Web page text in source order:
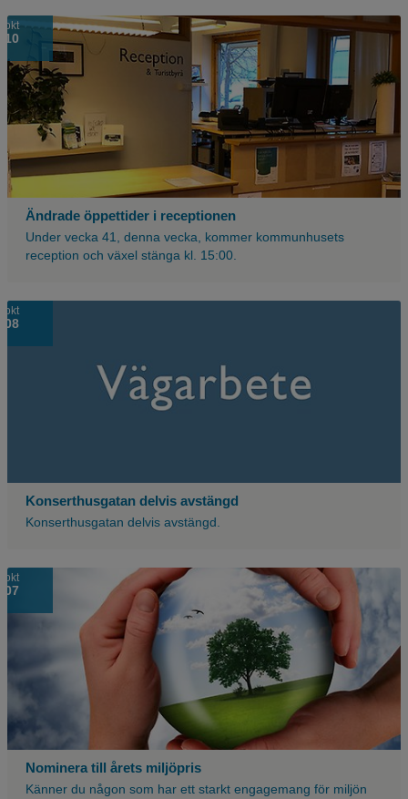
okt
10
Ändrade öppettider i receptionen
Under vecka 41, denna vecka, kommer kommunhusets
reception och växel stänga kl. 15:00.
okt
08
Konserthusgatan delvis avstängd
Konserthusgatan delvis avstängd.
okt
07
Nominera till årets miljöpris
Känner du någon som har ett starkt engagemang för miljön
Tre
händer
håller